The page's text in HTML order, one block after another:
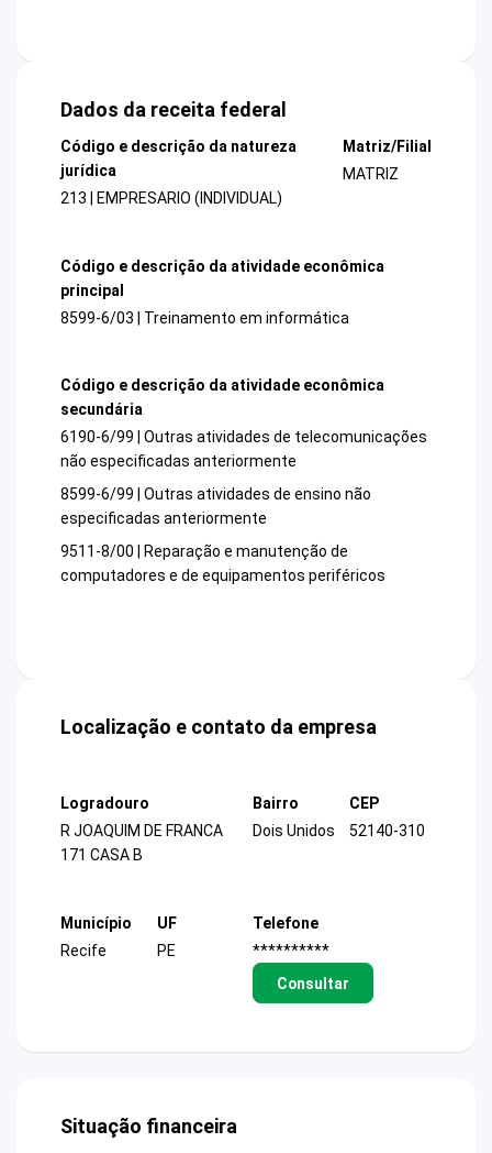
Dados da receita federal
Código e descrição da natureza
jurídica
213 | EMPRESARIO (INDIVIDUAL)
Matriz/Filial
MATRIZ
Código e descrição da atividade econômica
principal
8599-6/03 | Treinamento em informática
Código e descrição da atividade econômica
secundária
6190-6/99 | Outras atividades de telecomunicações
não especificadas anteriormente
8599-6/99 | Outras atividades de ensino não
especificadas anteriormente
9511-8/00 | Reparação e manutenção de
computadores e de equipamentos periféricos
Localização e contato da empresa
Logradouro
R JOAQUIM DE FRANCA
171 CASA B
Bairro
Dois Unidos
CEP
52140-310
Município
Recife
UF
PE
Telefone
**********
Consultar
Situação financeira